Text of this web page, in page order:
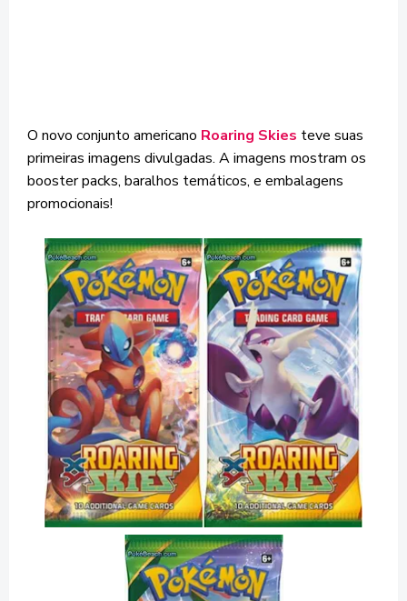
O novo conjunto americano Roaring Skies teve suas
primeiras imagens divulgadas. A imagens mostram os
booster packs, baralhos temáticos, e embalagens
promocionais!